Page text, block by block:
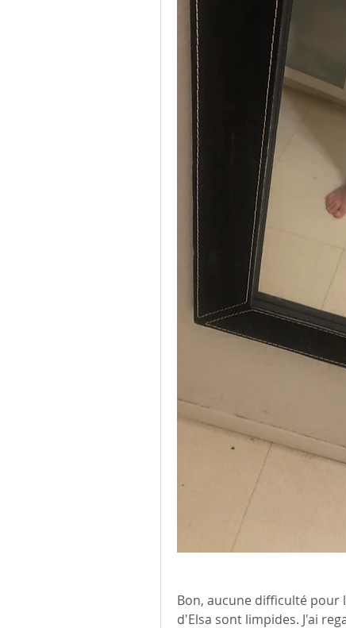
Bon, aucune difficulté pour
d'Elsa sont limpides. J'ai